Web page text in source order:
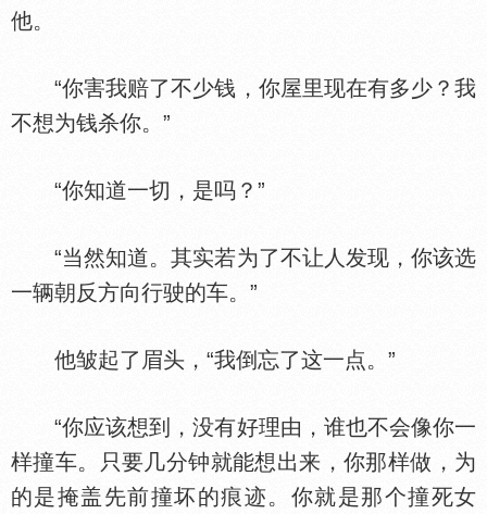
他。
“你害我赔了不少钱，你屋里现在有多少？我
不想为钱杀你。”
“你知道一切，是吗？”
“当然知道。其实若为了不让人发现，你该选
一辆朝反方向行驶的车。”
他皱起了眉头，“我倒忘了这一点。”
“你应该想到，没有好理由，谁也不会像你一
样撞车。只要几分钟就能想出来，你那样做，为
的是掩盖先前撞坏的痕迹。你就是那个撞死女